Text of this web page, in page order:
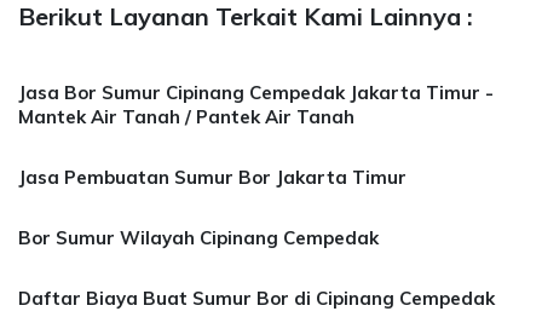
Berikut Layanan Terkait Kami Lainnya :
Jasa Bor Sumur Cipinang Cempedak Jakarta Timur -
Mantek Air Tanah / Pantek Air Tanah
Jasa Pembuatan Sumur Bor Jakarta Timur
Bor Sumur Wilayah Cipinang Cempedak
Daftar Biaya Buat Sumur Bor di Cipinang Cempedak